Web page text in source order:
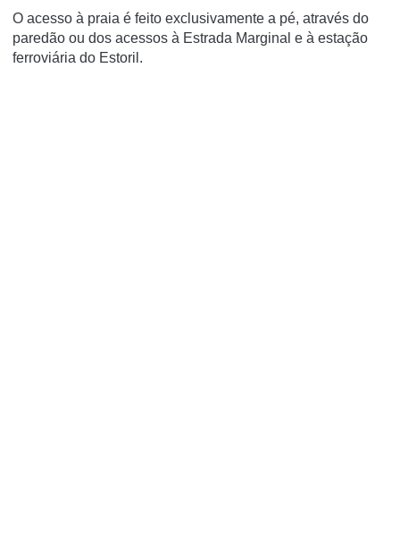
O acesso à praia é feito exclusivamente a pé, através do
paredão ou dos acessos à Estrada Marginal e à estação
ferroviária do Estoril.